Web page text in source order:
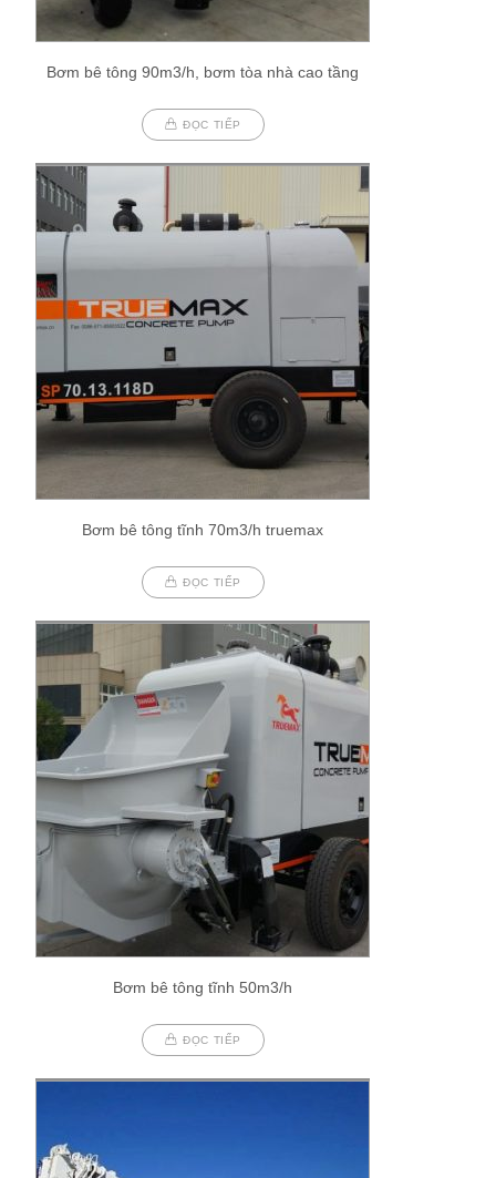
Bơm bê tông 90m3/h, bơm tòa nhà cao tầng
ĐỌC TIẾP
Bơm bê tông tĩnh 70m3/h truemax
ĐỌC TIẾP
Bơm bê tông tĩnh 50m3/h
ĐỌC TIẾP